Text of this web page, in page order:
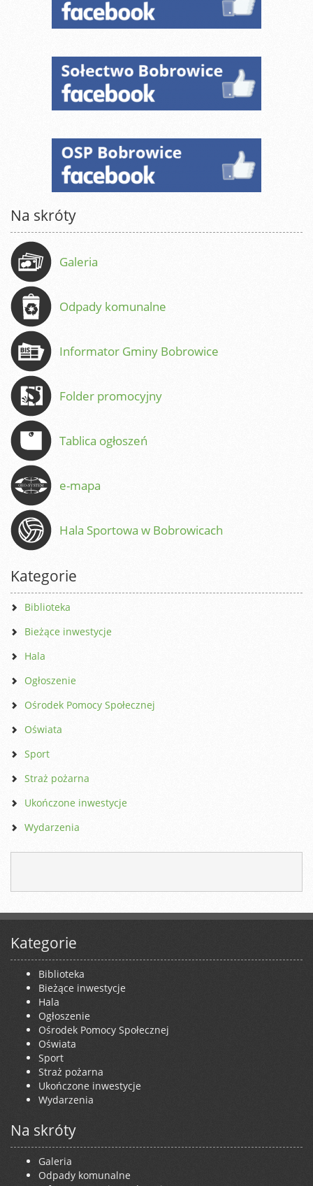
Na skróty
Galeria
Odpady komunalne
Informator Gminy Bobrowice
Folder promocyjny
Tablica ogłoszeń
e-mapa
Hala Sportowa w Bobrowicach
Kategorie
Biblioteka
Bieżące inwestycje
Hala
Ogłoszenie
Ośrodek Pomocy Społecznej
Oświata
Sport
Straż pożarna
Ukończone inwestycje
Wydarzenia
Kategorie
Biblioteka
Bieżące inwestycje
Hala
Ogłoszenie
Ośrodek Pomocy Społecznej
Oświata
Sport
Straż pożarna
Ukończone inwestycje
Wydarzenia
Na skróty
Galeria
Odpady komunalne